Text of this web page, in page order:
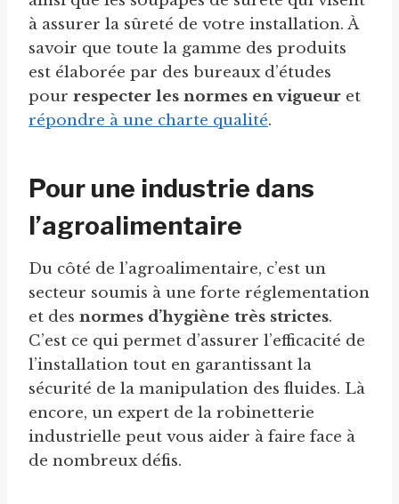
à assurer la sûreté de votre installation. À
savoir que toute la gamme des produits
est élaborée par des bureaux d’études
pour respecter les normes en vigueur et
répondre à une charte qualité.
Pour une industrie dans
l’agroalimentaire
Du côté de l’agroalimentaire, c’est un
secteur soumis à une forte réglementation
et des normes d’hygiène très strictes.
C’est ce qui permet d’assurer l’efficacité de
l’installation tout en garantissant la
sécurité de la manipulation des fluides. Là
encore, un expert de la robinetterie
industrielle peut vous aider à faire face à
de nombreux défis.